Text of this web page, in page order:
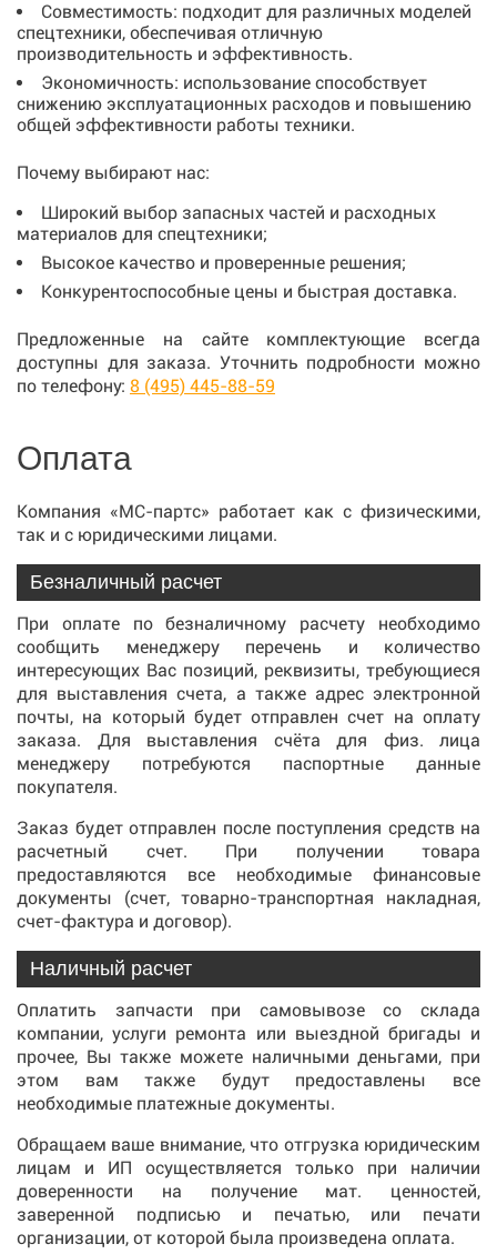
Совместимость: подходит для различных моделей
спецтехники, обеспечивая отличную
производительность и эффективность.
Экономичность: использование способствует
снижению эксплуатационных расходов и повышению
общей эффективности работы техники.
Почему выбирают нас:
Широкий выбор запасных частей и расходных
материалов для спецтехники;
Высокое качество и проверенные решения;
Конкурентоспособные цены и быстрая доставка.
Предложенные на сайте комплектующие всегда
доступны для заказа. Уточнить подробности можно
по телефону: 8 (495) 445-88-59
Оплата
Компания «МС-партс» работает как с физическими,
так и с юридическими лицами.
Безналичный расчет
При оплате по безналичному расчету необходимо
сообщить менеджеру перечень и количество
интересующих Вас позиций, реквизиты, требующиеся
для выставления счета, а также адрес электронной
почты, на который будет отправлен счет на оплату
заказа. Для выставления счёта для физ. лица
менеджеру потребуются паспортные данные
покупателя.
Заказ будет отправлен после поступления средств на
расчетный счет. При получении товара
предоставляются все необходимые финансовые
документы (счет, товарно-транспортная накладная,
счет-фактура и договор).
Наличный расчет
Оплатить запчасти при самовывозе со склада
компании, услуги ремонта или выездной бригады и
прочее, Вы также можете наличными деньгами, при
этом вам также будут предоставлены все
необходимые платежные документы.
Обращаем ваше внимание, что отгрузка юридическим
лицам и ИП осуществляется только при наличии
доверенности на получение мат. ценностей,
заверенной подписью и печатью, или печати
организации, от которой была произведена оплата.